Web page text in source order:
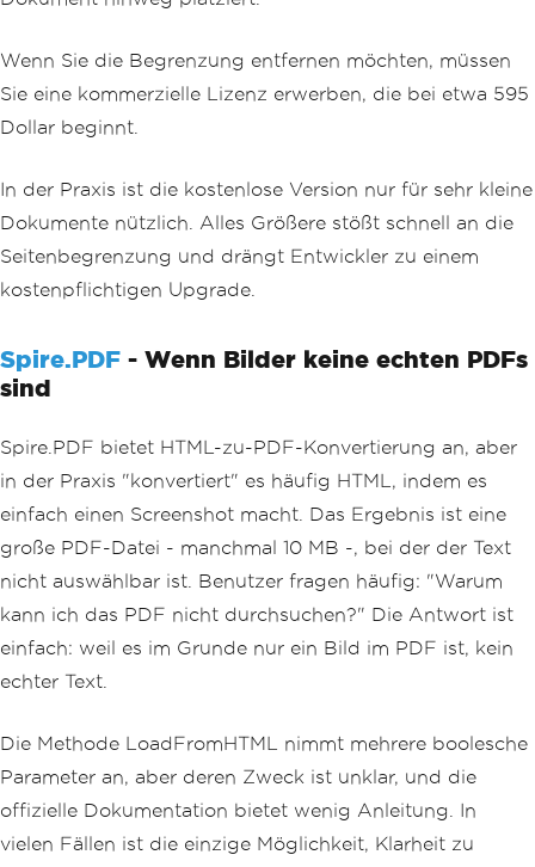
Wenn Sie die Begrenzung entfernen möchten, müssen
Sie eine kommerzielle Lizenz erwerben, die bei etwa 595
Dollar beginnt.
In der Praxis ist die kostenlose Version nur für sehr kleine
Dokumente nützlich. Alles Größere stößt schnell an die
Seitenbegrenzung und drängt Entwickler zu einem
kostenpflichtigen Upgrade.
Spire.PDF - Wenn Bilder keine echten PDFs
sind
Spire.PDF bietet HTML-zu-PDF-Konvertierung an, aber
in der Praxis "konvertiert" es häufig HTML, indem es
einfach einen Screenshot macht. Das Ergebnis ist eine
große PDF-Datei - manchmal 10 MB -, bei der der Text
nicht auswählbar ist. Benutzer fragen häufig: "Warum
kann ich das PDF nicht durchsuchen?" Die Antwort ist
einfach: weil es im Grunde nur ein Bild im PDF ist, kein
echter Text.
Die Methode LoadFromHTML nimmt mehrere boolesche
Parameter an, aber deren Zweck ist unklar, und die
offizielle Dokumentation bietet wenig Anleitung. In
vielen Fällen ist die einzige Möglichkeit, Klarheit zu